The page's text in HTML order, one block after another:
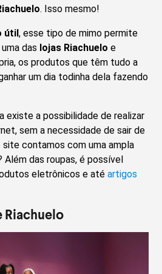
. Isso mesmo!
útil, esse tipo de mimo permite
das lojas Riachuelo e
os produtos que têm tudo a
um dia todinha dela fazendo
existe a possibilidade de realizar
sem a necessidade de sair de
site contamos com uma ampla
Além das roupas, é possível
eletrônicos e atéartigos
Riachuelo